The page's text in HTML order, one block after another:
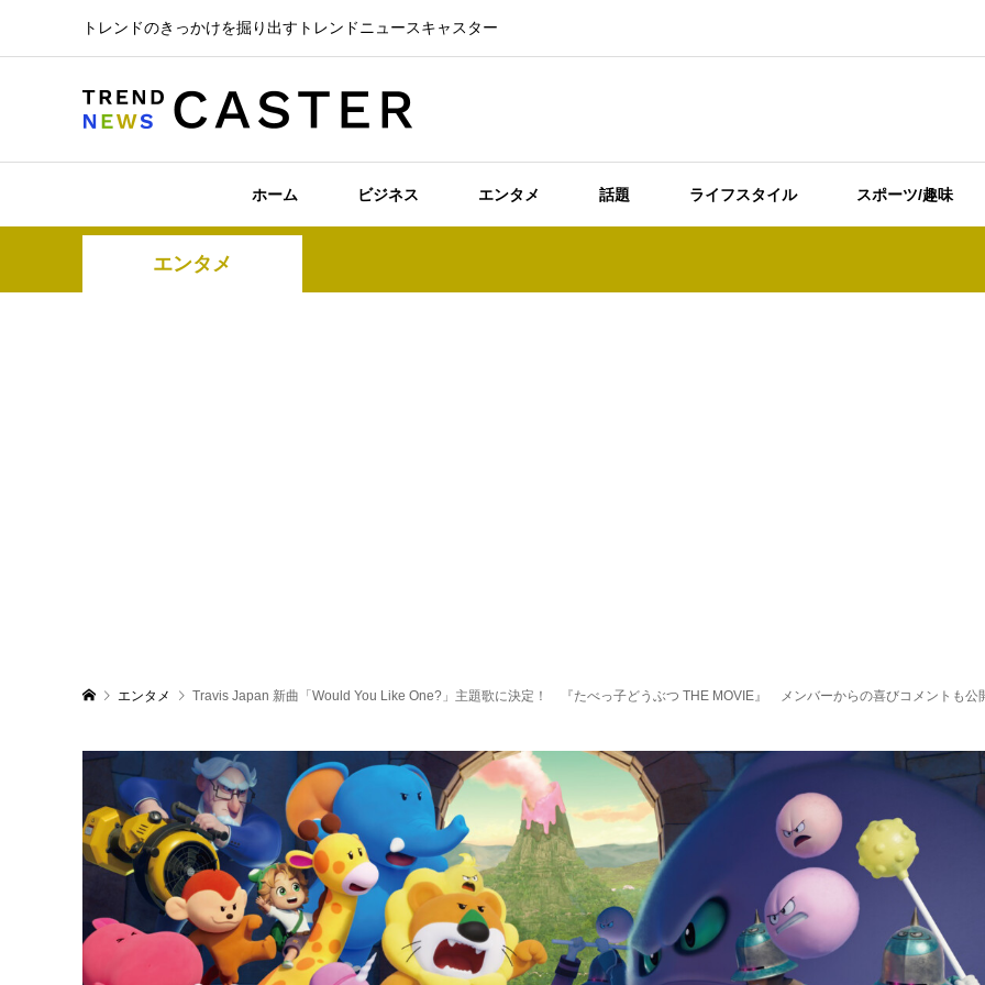
トレンドのきっかけを掘り出すトレンドニュースキャスター
ホーム ビジネス エンタメ 話題 ライフスタイル スポーツ/趣味
エンタメ
エンタメ Travis Japan 新曲「Would You Like One?」主題歌に決定！ 『たべっ⼦どうぶつ THE MOVIE』 メンバーからの喜びコメントも公